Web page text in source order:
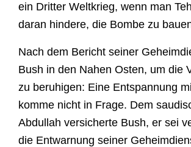
ein Dritter Weltkrieg, wenn man
daran hindere, die Bombe zu
Nach dem Bericht seiner
Bush in den Nahen Osten, um die
zu beruhigen: Eine Entspannung
komme nicht in Frage. Dem
Abdullah versicherte Bush, er sei
die Entwarnung seiner